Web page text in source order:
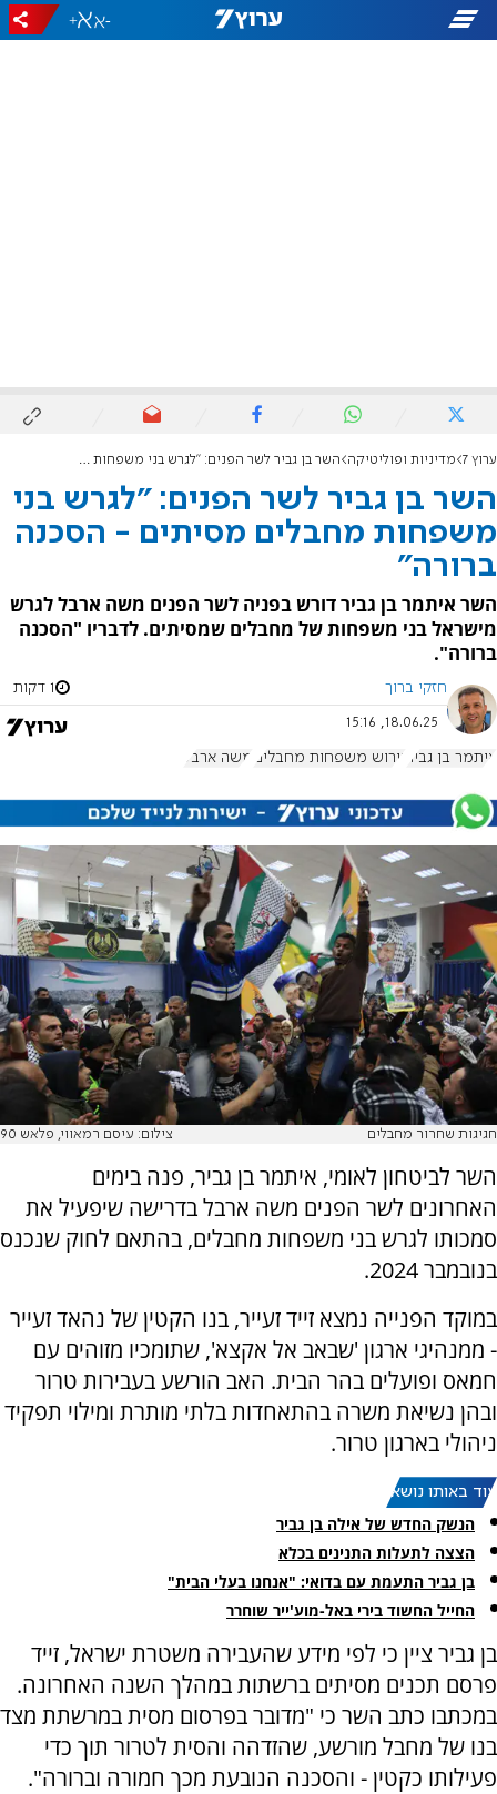
-
+
ערוץ 7 מדיניות ופוליטיקה השר בן גביר לשר הפנים: "לגרש בני משפחות מחבלים מסיתים - הסכנה ברורה"
השר בן גביר לשר הפנים: "לגרש בני
משפחות מחבלים מסיתים - הסכנה
ברורה"
השר איתמר בן גביר דורש בפניה לשר הפנים משה ארבל לגרש
מישראל בני משפחות של מחבלים שמסיתים. לדבריו "הסכנה
ברורה".
חזקי ברוך 1 דקות
18.06.25, 15:16
איתמר בן גביר גירוש משפחות מחבלים משה ארבל
חגיגות שחרור מחבלים צילום: עיסם רמאווי, פלאש 90
השר לביטחון לאומי, איתמר בן גביר, פנה בימים
האחרונים לשר הפנים משה ארבל בדרישה שיפעיל את
סמכותו לגרש בני משפחות מחבלים, בהתאם לחוק שנכנס
בנובמבר 2024.
במוקד הפנייה נמצא זייד זעייר, בנו הקטין של נהאד זעייר
- ממנהיגי ארגון 'שבאב אל אקצא', שתומכיו מזוהים עם
חמאס ופועלים בהר הבית. האב הורשע בעבירות טרור
ובהן נשיאת משרה בהתאחדות בלתי מותרת ומילוי תפקיד
ניהולי בארגון טרור.
עוד באותו נושא:
הנשק החדש של אילה בן גביר
הצצה לתעלות התנינים בכלא
בן גביר התעמת עם בדואי: "אנחנו בעלי הבית"
החייל החשוד בירי באל-מוע'ייר שוחרר
בן גביר ציין כי לפי מידע שהעבירה משטרת ישראל, זייד
פרסם תכנים מסיתים ברשתות במהלך השנה האחרונה.
במכתבו כתב השר כי "מדובר בפרסום מסית במרשתת מצד
בנו של מחבל מורשע, שהזדהה והסית לטרור תוך כדי
פעילותו כקטין - והסכנה הנובעת מכך חמורה וברורה".